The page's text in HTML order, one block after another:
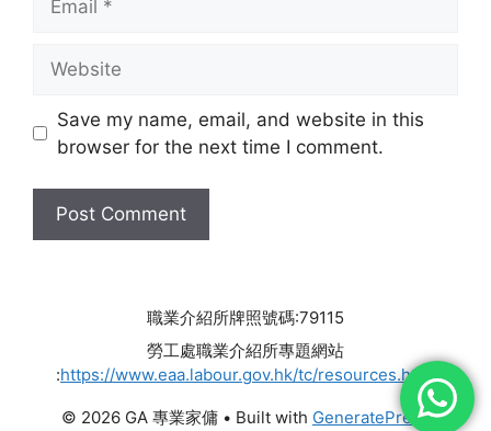
Save my name, email, and website in this
browser for the next time I comment.
職業介紹所牌照號碼:79115
勞工處職業介紹所專題網站
:https://www.eaa.labour.gov.hk/tc/resources.html
© 2026 GA 專業家傭 • Built with GeneratePress